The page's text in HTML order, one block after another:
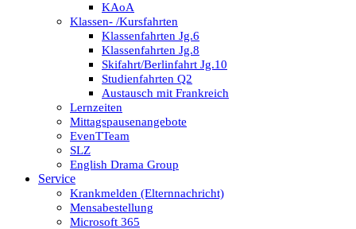
KAoA
Klassen- /Kursfahrten
Klassenfahrten Jg.6
Klassenfahrten Jg.8
Skifahrt/Berlinfahrt Jg.10
Studienfahrten Q2
Austausch mit Frankreich
Lernzeiten
Mittagspausenangebote
EvenTTeam
SLZ
English Drama Group
Service
Krankmelden (Elternnachricht)
Mensabestellung
Microsoft 365